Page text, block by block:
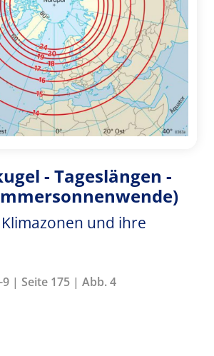
- Tageslängen -
und ihre
9 | Seite 175 | Abb. 4